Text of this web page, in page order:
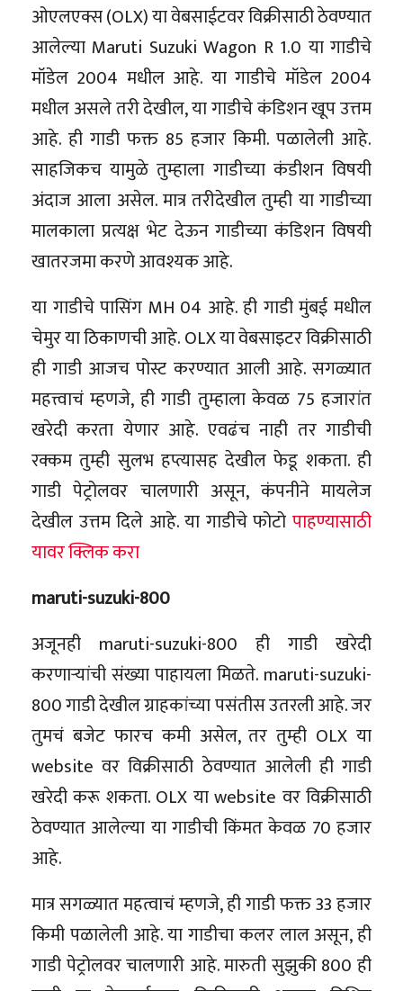
ओएलएक्स (OLX) या वेबसाईटवर विक्रीसाठी ठेवण्यात
आलेल्या Maruti Suzuki Wagon R 1.0 या गाडीचे
मॉडेल 2004 मधील आहे. या गाडीचे मॉडेल 2004
मधील असले तरी देखील, या गाडीचे कंडिशन खूप उत्तम
आहे. ही गाडी फक्त 85 हजार किमी. पळालेली आहे.
साहजिकच यामुळे तुम्हाला गाडीच्या कंडीशन विषयी
अंदाज आला असेल. मात्र तरीदेखील तुम्ही या गाडीच्या
मालकाला प्रत्यक्ष भेट देऊन गाडीच्या कंडिशन विषयी
खातरजमा करणे आवश्यक आहे.
या गाडीचे पासिंग MH 04 आहे. ही गाडी मुंबई मधील
चेमुर या ठिकाणची आहे. OLX या वेबसाइटर विक्रीसाठी
ही गाडी आजच पोस्ट करण्यात आली आहे. सगळ्यात
महत्त्वाचं म्हणजे, ही गाडी तुम्हाला केवळ 75 हजारांत
खरेदी करता येणार आहे. एवढंच नाही तर गाडीची
रक्कम तुम्ही सुलभ हप्त्यासह देखील फेडू शकता. ही
गाडी पेट्रोलवर चालणारी असून, कंपनीने मायलेज
देखील उत्तम दिले आहे. या गाडीचे फोटो पाहण्यासाठी
यावर क्लिक करा
maruti-suzuki-800
अजूनही maruti-suzuki-800 ही गाडी खरेदी
करणाऱ्यांची संख्या पाहायला मिळते. maruti-suzuki-
800 गाडी देखील ग्राहकांच्या पसंतीस उतरली आहे. जर
तुमचं बजेट फारच कमी असेल, तर तुम्ही OLX या
website वर विक्रीसाठी ठेवण्यात आलेली ही गाडी
खरेदी करू शकता. OLX या website वर विक्रीसाठी
ठेवण्यात आलेल्या या गाडीची किंमत केवळ 70 हजार
आहे.
मात्र सगळ्यात महत्वाचं म्हणजे, ही गाडी फक्त 33 हजार
किमी पळालेली आहे. या गाडीचा कलर लाल असून, ही
गाडी पेट्रोलवर चालणारी आहे. मारुती सुझुकी 800 ही